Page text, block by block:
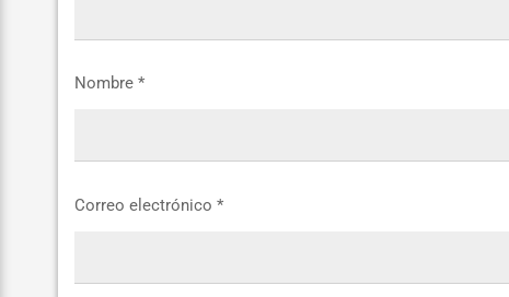
Nombre *
Correo electrónico *